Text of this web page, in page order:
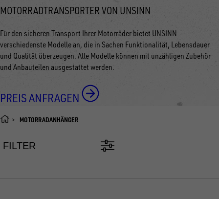
MOTORRADTRANSPORTER VON UNSINN
Für den sicheren Transport Ihrer Motorräder bietet UNSINN
verschiedenste Modelle an, die in Sachen Funktionalität, Lebensdauer
und Qualität überzeugen. Alle Modelle können mit unzähligen Zubehör-
und Anbauteilen ausgestattet werden.
PREIS ANFRAGEN
MOTORRADANHÄNGER
FILTER